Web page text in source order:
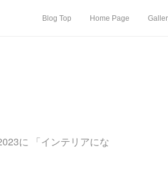
Blog Top Home Page
に 「インテリアにな